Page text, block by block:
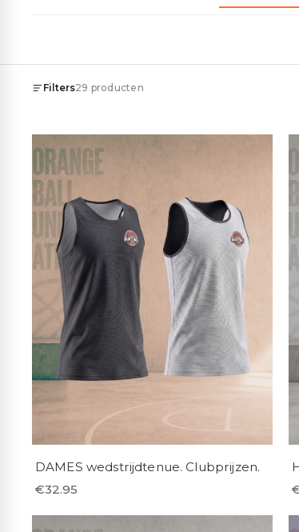
Filters29 producten
Prijs
€
Geslacht
Mannelijk 9
Unisex 9
Vrouwelijk
Categorie
Honkbalpetten 1
Hoody's
Rugzakken 1
Sportplunjezakken
Sporttenues
T-shirts
DAMES wedstrijdtenue. Clubprijzen.
€32.95